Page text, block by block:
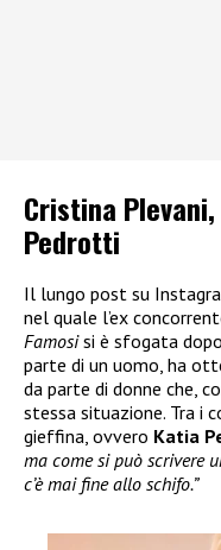
Cristina
Pedrotti
Il lungo post su
nel quale l’ex
Famosisi è sfogata
parte di un uomo, ha
da parte di donne che,
stessa situazione. Tra i
gieffina, ovvero Katia
ma come si può scrivere
c’è mai fine allo schifo.”